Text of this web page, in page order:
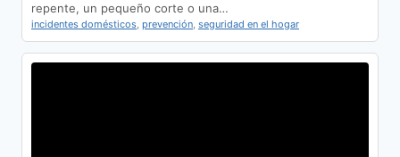
repente, un pequeño corte o una…
incidentes domésticos, prevención, seguridad en el hogar